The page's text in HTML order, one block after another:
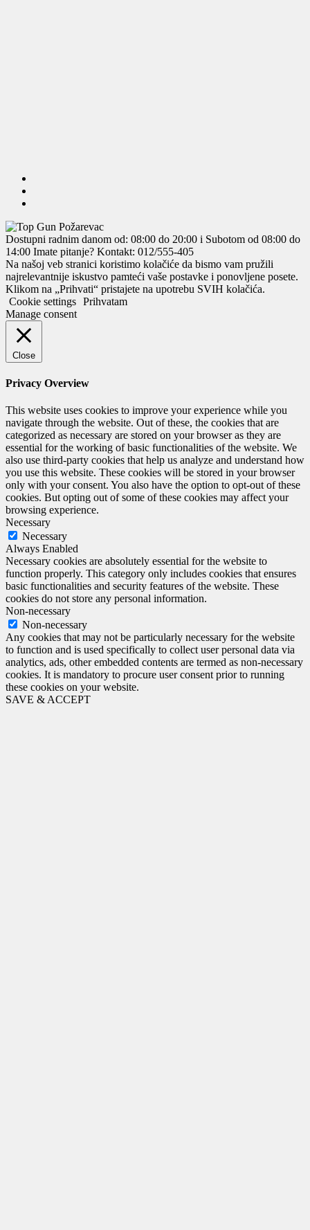
Dostupni radnim danom od: 08:00 do 20:00 i Subotom od 08:00 do
14:00 Imate pitanje? Kontakt: 012/555-405
Na našoj veb stranici koristimo kolačiće da bismo vam pružili
najrelevantnije iskustvo pamteći vaše postavke i ponovljene posete.
Klikom na „Prihvati“ pristajete na upotrebu SVIH kolačića.
Cookie settings Prihvatam
Manage consent
Close
Privacy Overview
This website uses cookies to improve your experience while you
navigate through the website. Out of these, the cookies that are
categorized as necessary are stored on your browser as they are
essential for the working of basic functionalities of the website. We
also use third-party cookies that help us analyze and understand how
you use this website. These cookies will be stored in your browser
only with your consent. You also have the option to opt-out of these
cookies. But opting out of some of these cookies may affect your
browsing experience.
Necessary
Necessary
Always Enabled
Necessary cookies are absolutely essential for the website to
function properly. This category only includes cookies that ensures
basic functionalities and security features of the website. These
cookies do not store any personal information.
Non-necessary
Non-necessary
Any cookies that may not be particularly necessary for the website
to function and is used specifically to collect user personal data via
analytics, ads, other embedded contents are termed as non-necessary
cookies. It is mandatory to procure user consent prior to running
these cookies on your website.
SAVE & ACCEPT